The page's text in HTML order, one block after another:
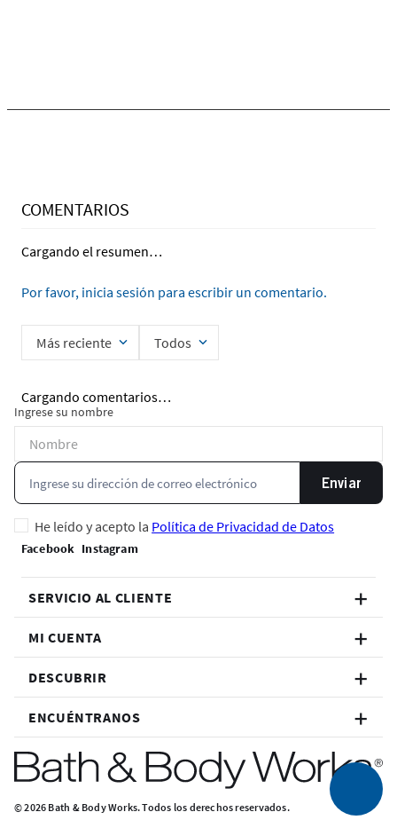
COMENTARIOS
Cargando el resumen…
Por favor, inicia sesión para escribir un comentario.
Más reciente Todos
Cargando comentarios…
Ingrese su nombre
Enviar
He leído y acepto la Política de Privacidad de Datos
SERVICIO AL CLIENTE
MI CUENTA
DESCUBRIR
ENCUÉNTRANOS
© 2026 Bath & Body Works. Todos los derechos reservados.